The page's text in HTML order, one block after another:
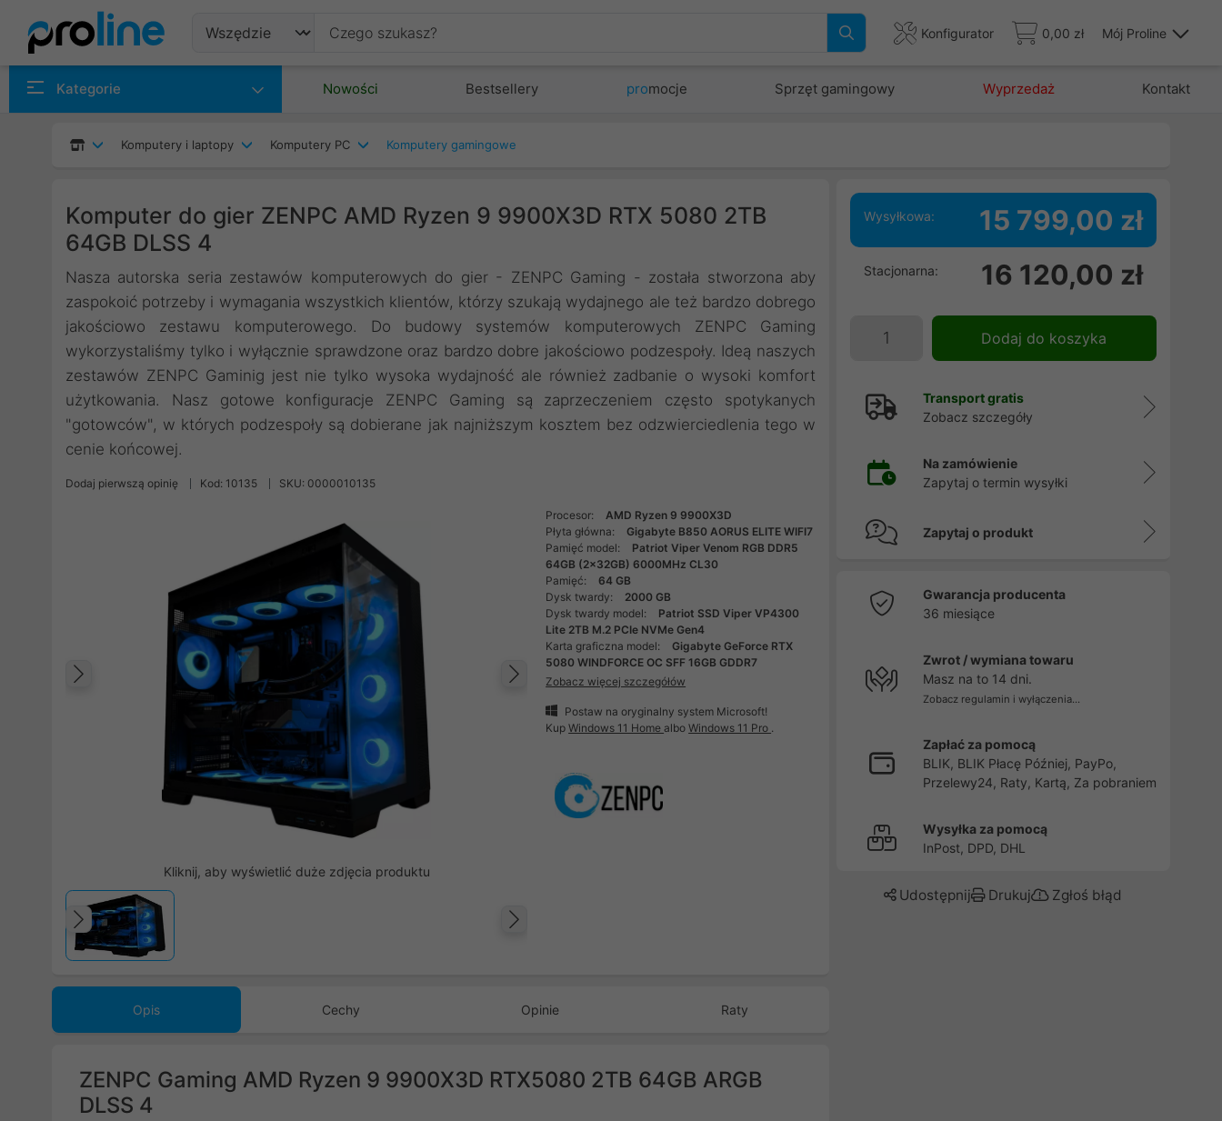
Konfigurator 0,00 zł Mój Proline
Kategorie Nowości Bestsellery promocje Sprzęt gamingowy Wyprzedaż Kontakt
Komputery i laptopy Komputery PC Komputery gamingowe
Komputer do gier ZENPC AMD Ryzen 9 9900X3D RTX 5080 2TB
64GB DLSS 4
Nasza autorska seria zestawów komputerowych do gier - ZENPC Gaming - została stworzona aby
zaspokoić potrzeby i wymagania wszystkich klientów, którzy szukają wydajnego ale też bardzo dobrego
jakościowo zestawu komputerowego. Do budowy systemów komputerowych ZENPC Gaming
wykorzystaliśmy tylko i wyłącznie sprawdzone oraz bardzo dobre jakościowo podzespoły. Ideą naszych
zestawów ZENPC Gaminig jest nie tylko wysoka wydajność ale również zadbanie o wysoki komfort
użytkowania. Nasz gotowe konfiguracje ZENPC Gaming są zaprzeczeniem często spotykanych
"gotowców", w których podzespoły są dobierane jak najniższym kosztem bez odzwierciedlenia tego w
cenie końcowej.
Dodaj pierwszą opinię Kod: 10135 SKU: 0000010135
Następny
Poprzedni
Kliknij, aby wyświetlić duże zdjęcia produktu
Poprzedni
Procesor:
AMD Ryzen 9 9900X3D
Płyta główna:
Gigabyte B850 AORUS ELITE WIFI7
Pamięć model:
Patriot Viper Venom RGB DDR5
64GB (2x32GB) 6000MHz CL30
Pamięć:
64 GB
Dysk twardy:
2000 GB
Dysk twardy model:
Patriot SSD Viper VP4300
Lite 2TB M.2 PCIe NVMe Gen4
Karta graficzna model:
Gigabyte GeForce RTX
5080 WINDFORCE OC SFF 16GB GDDR7
Zobacz więcej szczegółów
Postaw na oryginalny system Microsoft!
KupWindows 11 HomealboWindows 11 Pro .
Opis Cechy Opinie Raty
ZENPC Gaming AMD Ryzen 9 9900X3D RTX5080 2TB 64GB ARGB
DLSS 4
Wysyłkowa: 15 799,00 zł
Stacjonarna: 16 120,00 zł
Dodaj do koszyka
Transport gratis
Zobacz szczegóły
Na zamówienie
Zapytaj o termin wysyłki
Zapytaj o produkt
Gwarancja producenta
36 miesiące
Zwrot / wymiana towaru
Masz na to 14 dni.
Zobacz regulamin i wyłączenia...
Zapłać za pomocą
BLIK, BLIK Płacę Później, PayPo,
Przelewy24, Raty, Kartą, Za pobraniem
Wysyłka za pomocą
InPost, DPD, DHL
Udostępnij Drukuj Zgłoś błąd